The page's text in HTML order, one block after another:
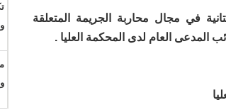
في مجال محاربة الجريمة المتعلقة
المدعى العام لدى المحكمة العليا .